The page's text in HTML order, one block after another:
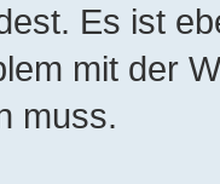
Es ist
mit der
muss.